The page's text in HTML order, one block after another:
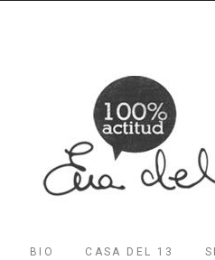
BIO CASA DEL 13